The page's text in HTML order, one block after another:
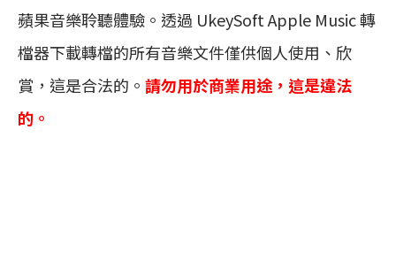
蘋果音樂聆聽體驗。透過 UkeySoft Apple Music 轉
檔器下載轉檔的所有音樂文件僅供個人使用、欣
賞，這是合法的。 請勿用於商業用途，這是違法
的。